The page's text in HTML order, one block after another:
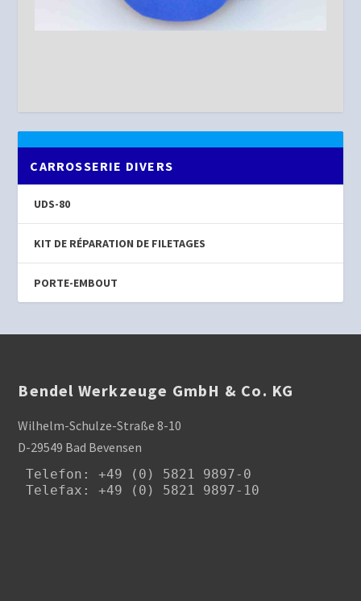
CARROSSERIE DIVERS
UDS-80
KIT DE RÉPARATION DE FILETAGES
PORTE-EMBOUT
Bendel Werkzeuge GmbH & Co. KG
Wilhelm-Schulze-Straße 8-10
D-29549 Bad Bevensen
Telefon : +49 (0) 5821 9897-0
Telefax: +49 (0) 5821 9897-10